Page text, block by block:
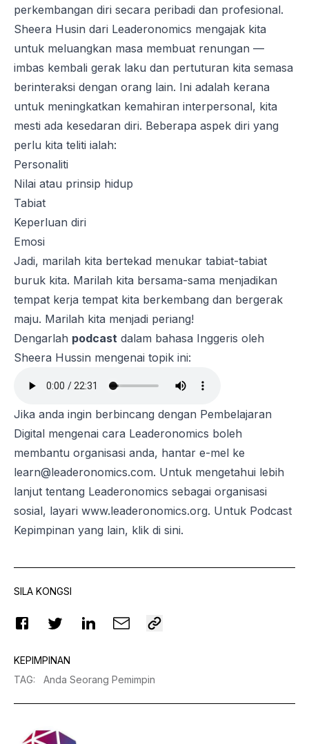
perkembangan diri secara peribadi dan profesional.
Sheera Husin dari Leaderonomics mengajak kita
untuk meluangkan masa membuat renungan —
imbas kembali gerak laku dan pertuturan kita semasa
berinteraksi dengan orang lain. Ini adalah kerana
untuk meningkatkan kemahiran interpersonal, kita
mesti ada kesedaran diri. Beberapa aspek diri yang
perlu kita teliti ialah:
Personaliti
Nilai atau prinsip hidup
Tabiat
Keperluan diri
Emosi
Jadi, marilah kita bertekad menukar tabiat-tabiat
buruk kita. Marilah kita bersama-sama menjadikan
tempat kerja tempat kita berkembang dan bergerak
maju. Marilah kita menjadi periang!
Dengarlah podcast dalam bahasa Inggeris oleh
Sheera Hussin mengenai topik ini:
Jika anda ingin berbincang dengan Pembelajaran
Digital mengenai cara Leaderonomics boleh
membantu organisasi anda, hantar e-mel ke
learn@leaderonomics.com. Untuk mengetahui lebih
lanjut tentang Leaderonomics sebagai organisasi
sosial, layari www.leaderonomics.org. Untuk Podcast
Kepimpinan yang lain, klik di sini.
SILA KONGSI
KEPIMPINAN
TAG: Anda Seorang Pemimpin